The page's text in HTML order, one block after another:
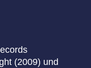
(2009) und